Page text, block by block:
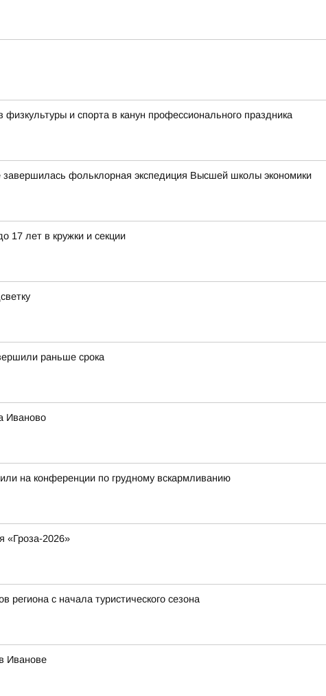
и спорта в канун профессионального праздника
фольклорная экспедиция Высшей школы экономики
17 лет в кружки и секции
раньше срока
Иваново
на конференции по грудному вскармливанию
«Гроза-2026»
с начала туристического сезона
Иванове